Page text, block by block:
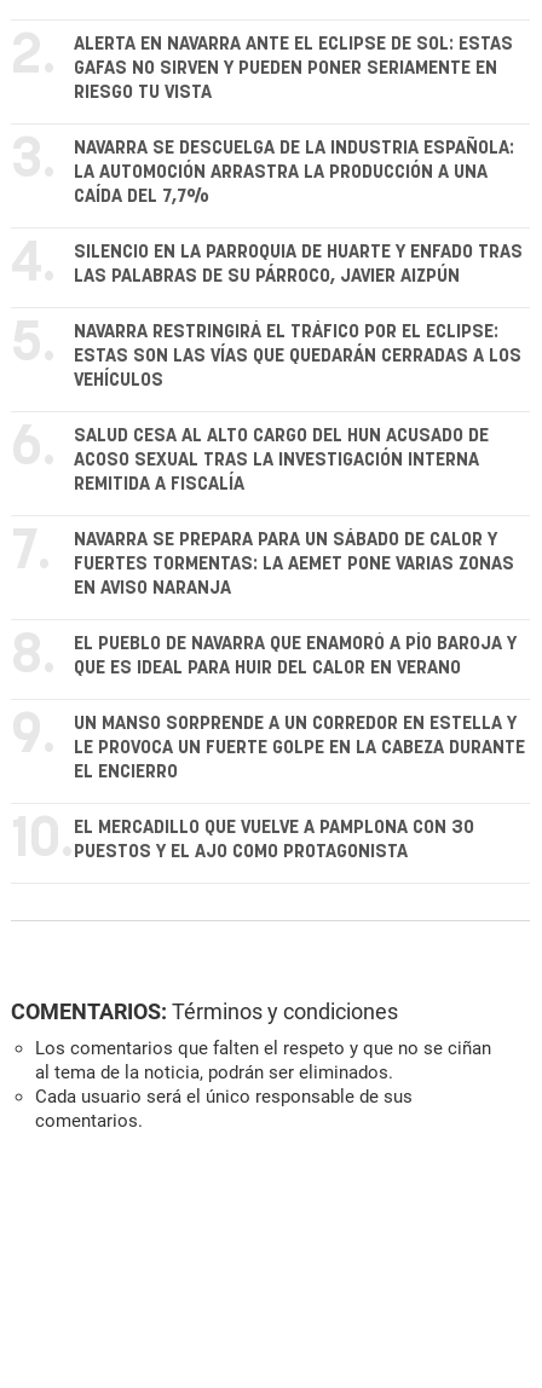
2.
ALERTA EN NAVARRA ANTE EL ECLIPSE DE SOL: ESTAS
GAFAS NO SIRVEN Y PUEDEN PONER SERIAMENTE EN
RIESGO TU VISTA
3.
NAVARRA SE DESCUELGA DE LA INDUSTRIA ESPAÑOLA:
LA AUTOMOCIÓN ARRASTRA LA PRODUCCIÓN A UNA
CAÍDA DEL 7,7%
4.
SILENCIO EN LA PARROQUIA DE HUARTE Y ENFADO TRAS
LAS PALABRAS DE SU PÁRROCO, JAVIER AIZPÚN
5.
NAVARRA RESTRINGIRÁ EL TRÁFICO POR EL ECLIPSE:
ESTAS SON LAS VÍAS QUE QUEDARÁN CERRADAS A LOS
VEHÍCULOS
6.
SALUD CESA AL ALTO CARGO DEL HUN ACUSADO DE
ACOSO SEXUAL TRAS LA INVESTIGACIÓN INTERNA
REMITIDA A FISCALÍA
7.
NAVARRA SE PREPARA PARA UN SÁBADO DE CALOR Y
FUERTES TORMENTAS: LA AEMET PONE VARIAS ZONAS
EN AVISO NARANJA
8.
EL PUEBLO DE NAVARRA QUE ENAMORÓ A PÍO BAROJA Y
QUE ES IDEAL PARA HUIR DEL CALOR EN VERANO
9.
UN MANSO SORPRENDE A UN CORREDOR EN ESTELLA Y
LE PROVOCA UN FUERTE GOLPE EN LA CABEZA DURANTE
EL ENCIERRO
10. EL MERCADILLO QUE VUELVE A PAMPLONA CON 30
PUESTOS Y EL AJO COMO PROTAGONISTA
COMENTARIOS: Términos y condiciones
Los comentarios que falten el respeto y que no se ciñan
al tema de la noticia, podrán ser eliminados.
Cada usuario será el único responsable de sus
comentarios.